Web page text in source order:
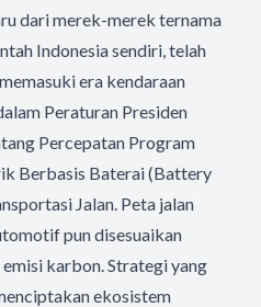
dari merek-merek ternama
Indonesia sendiri, telah
era kendaraan
Peraturan Presiden
Percepatan Program
Berbasis Baterai (Battery
Jalan. Peta jalan
pun disesuaikan
karbon. Strategi yang
ekosistem